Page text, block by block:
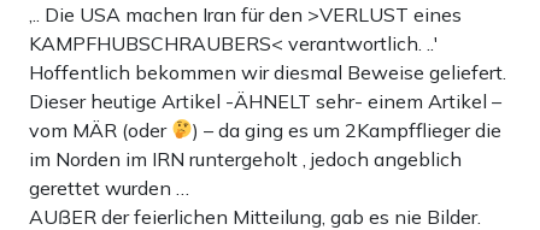
‚.. Die USA machen Iran für den >VERLUST eines
KAMPFHUBSCHRAUBERS< verantwortlich. ..'
Hoffentlich bekommen wir diesmal Beweise geliefert.
Dieser heutige Artikel -ÄHNELT sehr- einem Artikel –
vom MÄR (oder
) – da ging es um 2Kampfflieger die
im Norden im IRN runtergeholt , jedoch angeblich
gerettet wurden …
AUßER der feierlichen Mitteilung, gab es nie Bilder.